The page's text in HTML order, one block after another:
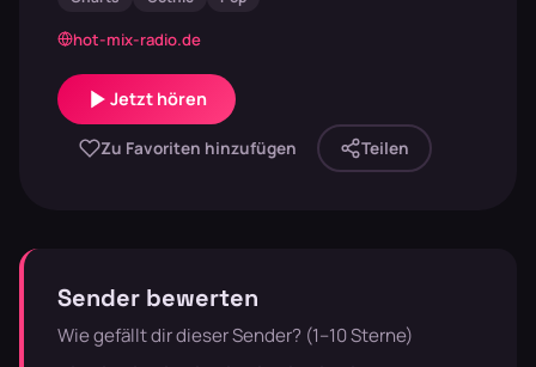
hot-mix-radio.de
Jetzt hören
Zu Favoriten hinzufügen Teilen
Sender bewerten
Wie gefällt dir dieser Sender? (1–10 Sterne)